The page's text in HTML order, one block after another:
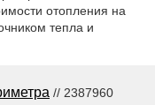
отопления на
тепла и
// 2387960